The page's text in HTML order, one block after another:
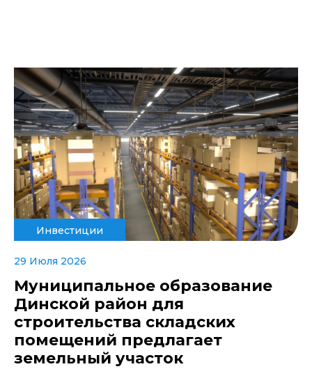
Инвестиции
29 Июля 2026
Муниципальное образование
Динской район для
строительства складских
помещений предлагает
земельный участок